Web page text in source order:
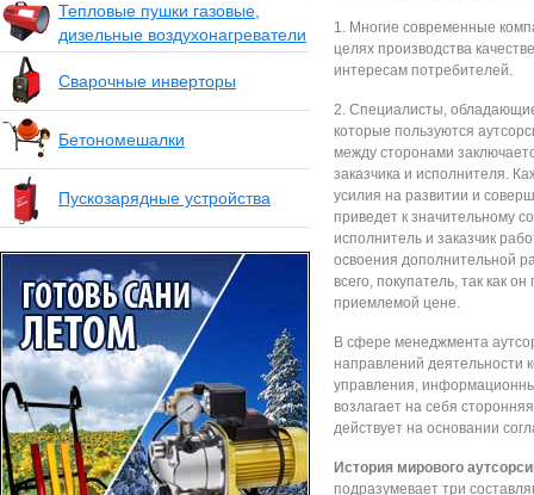
Тепловые пушки газовые,
дизельные воздухонагреватели
Сварочные инверторы
Бетономешалки
Пускозарядные устройства
1. Многие современные
целях производства
интересам потребителей.
2. Специалисты,
которые пользуются
между сторонами
заказчика и исполнителя.
усилия на развитии и
приведет к значительному
исполнитель и заказчик
освоения дополнительной
всего, покупатель, так как
приемлемой цене.
В сфере менеджмента
направлений деятельности
управления,
возлагает на себя
действует на основании
История мирового
подразумевает три